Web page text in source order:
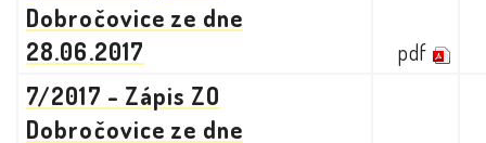
Dobročovice ze dne
28.06.2017
pdf
7/2017 - Zápis ZO
Dobročovice ze dne